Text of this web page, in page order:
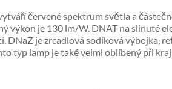
červené spektrum světla a
výkon je 130 lm/W. DNAT na slinuté
DNaZ je zrcadlová sodíková výbojka,
typ lamp je také velmi oblíbený při